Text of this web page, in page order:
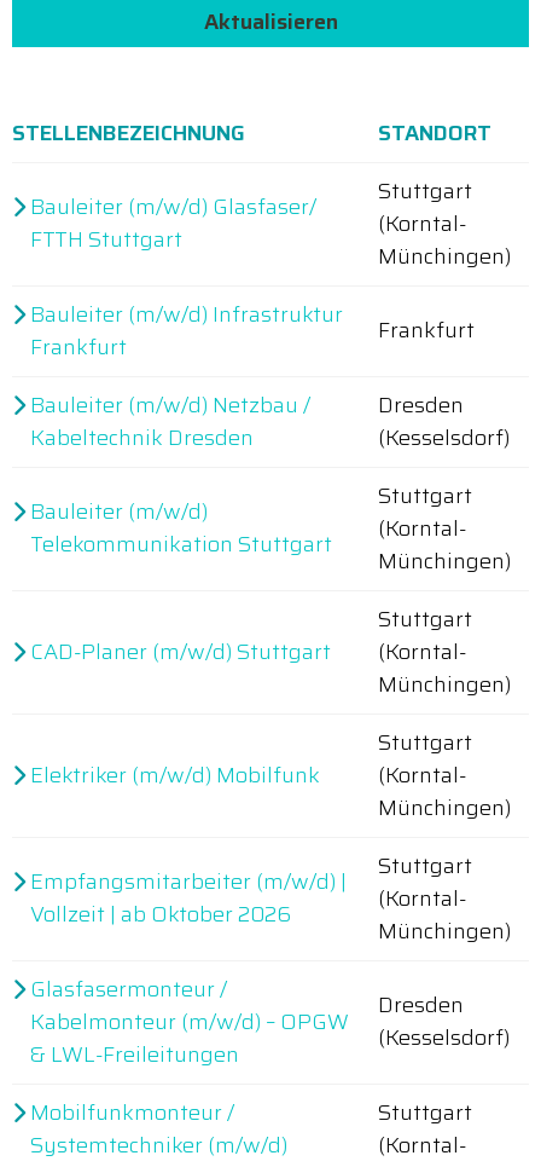
Aktualisieren
STELLENBEZEICHNUNG STANDORT
Bauleiter (m/w/d) Glasfaser/
FTTH Stuttgart
Stuttgart
(Korntal-
Münchingen)
Bauleiter (m/w/d) Infrastruktur
Frankfurt
Frankfurt
Bauleiter (m/w/d) Netzbau /
Kabeltechnik Dresden
Dresden
(Kesselsdorf)
Bauleiter (m/w/d)
Telekommunikation Stuttgart
Stuttgart
(Korntal-
Münchingen)
CAD-Planer (m/w/d) Stuttgart
Stuttgart
(Korntal-
Münchingen)
Elektriker (m/w/d) Mobilfunk
Stuttgart
(Korntal-
Münchingen)
Empfangsmitarbeiter (m/w/d) |
Vollzeit | ab Oktober 2026
Stuttgart
(Korntal-
Münchingen)
Glasfasermonteur /
Kabelmonteur (m/w/d) – OPGW
& LWL-Freileitungen
Dresden
(Kesselsdorf)
Mobilfunkmonteur /
Systemtechniker (m/w/d)
Stuttgart
(Korntal-